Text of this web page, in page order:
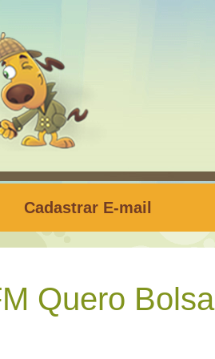
Cadastrar E-mail
Quero Bolsa